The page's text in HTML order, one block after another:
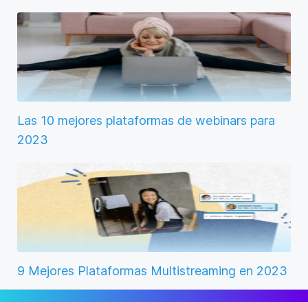
Las 10 mejores plataformas de webinars para
2023
9 Mejores Plataformas Multistreaming en 2023